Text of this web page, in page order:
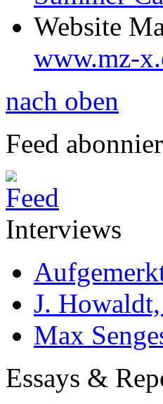
Website
www.mz-
nach oben
Feed
Interviews
J.
Max
Essays &